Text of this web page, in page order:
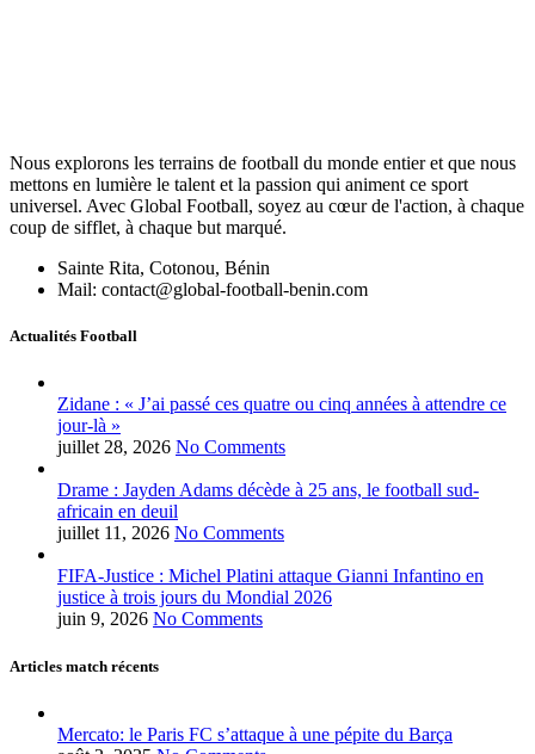
Nous explorons les terrains de football du monde entier et que nous
mettons en lumière le talent et la passion qui animent ce sport
universel. Avec Global Football, soyez au cœur de l'action, à chaque
coup de sifflet, à chaque but marqué.
Sainte Rita, Cotonou, Bénin
Mail: contact@global-football-benin.com
Actualités Football
Zidane : « J’ai passé ces quatre ou cinq années à attendre ce
jour-là »
juillet 28, 2026 No Comments
Drame : Jayden Adams décède à 25 ans, le football sud-
africain en deuil
juillet 11, 2026 No Comments
FIFA-Justice : Michel Platini attaque Gianni Infantino en
justice à trois jours du Mondial 2026
juin 9, 2026 No Comments
Articles match récents
Mercato: le Paris FC s’attaque à une pépite du Barça